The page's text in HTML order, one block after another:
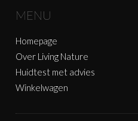
MENU
Homepage
Over Living Nature
Huidtest met advies
Winkelwagen